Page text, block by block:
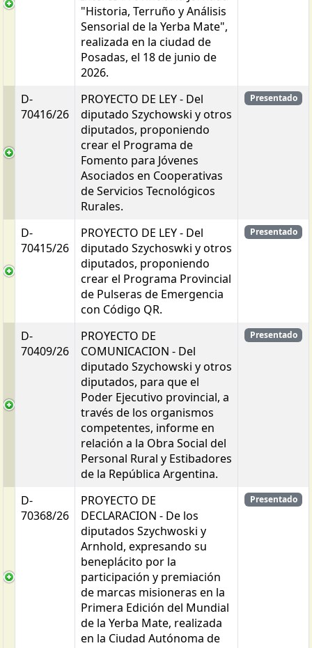
"Historia, Terruño y Análisis
Sensorial de la Yerba Mate",
realizada en la ciudad de
Posadas, el 18 de junio de
2026.
D-
70416/26
PROYECTO DE LEY - Del
diputado Szychowski y otros
diputados, proponiendo
crear el Programa de
Fomento para Jóvenes
Asociados en Cooperativas
de Servicios Tecnológicos
Rurales.
Presentado
D-
70415/26
PROYECTO DE LEY - Del
diputado Szychoswki y otros
diputados, proponiendo
crear el Programa Provincial
de Pulseras de Emergencia
con Código QR.
Presentado
D-
70409/26
PROYECTO DE
COMUNICACION - Del
diputado Szychowski y otros
diputados, para que el
Poder Ejecutivo provincial, a
través de los organismos
competentes, informe en
relación a la Obra Social del
Personal Rural y Estibadores
de la República Argentina.
Presentado
D-
70368/26
PROYECTO DE
DECLARACION - De los
diputados Szychwoski y
Arnhold, expresando su
beneplácito por la
participación y premiación
de marcas misioneras en la
Primera Edición del Mundial
de la Yerba Mate, realizada
en la Ciudad Autónoma de
Presentado